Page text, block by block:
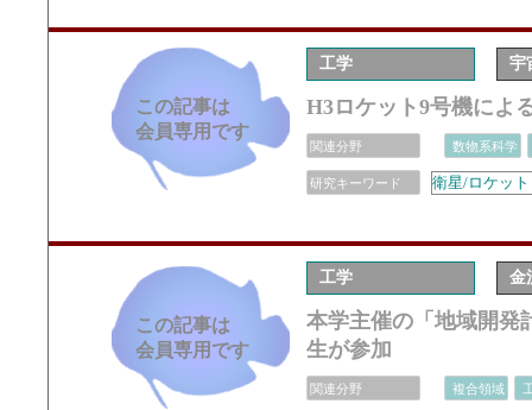
この記事は
会員専用です
工学 宇
H3ロケット9号機によ
関連分野 数物系科学
研究キーワード 衛星/ロケット
この記事は
会員専用です
工学 金
本学主催の「地域開発
生が参加
関連分野 複合領域